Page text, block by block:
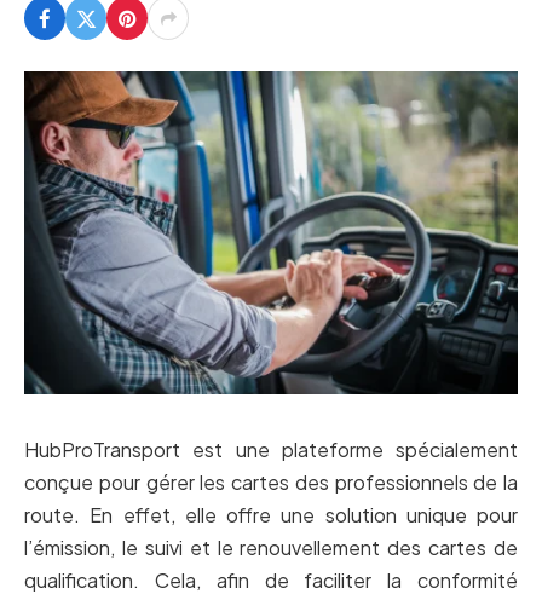
HubProTransport est une plateforme spécialement
conçue pour gérer les cartes des professionnels de la
route. En effet, elle offre une solution unique pour
l’émission, le suivi et le renouvellement des cartes de
qualification. Cela, afin de faciliter la conformité